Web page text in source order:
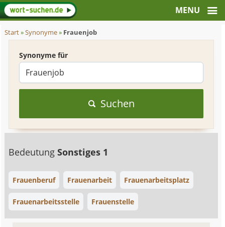
Start»Synonyme» Frauenjob
Synonyme für
Suchen
BedeutungSonstiges 1
Frauenberuf Frauenarbeit Frauenarbeitsplatz
Frauenarbeitsstelle Frauenstelle